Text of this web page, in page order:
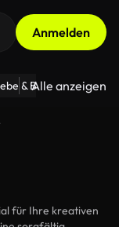
Anmelden
& Beziehungen
Alle anzeigen
für Ihre kreativen